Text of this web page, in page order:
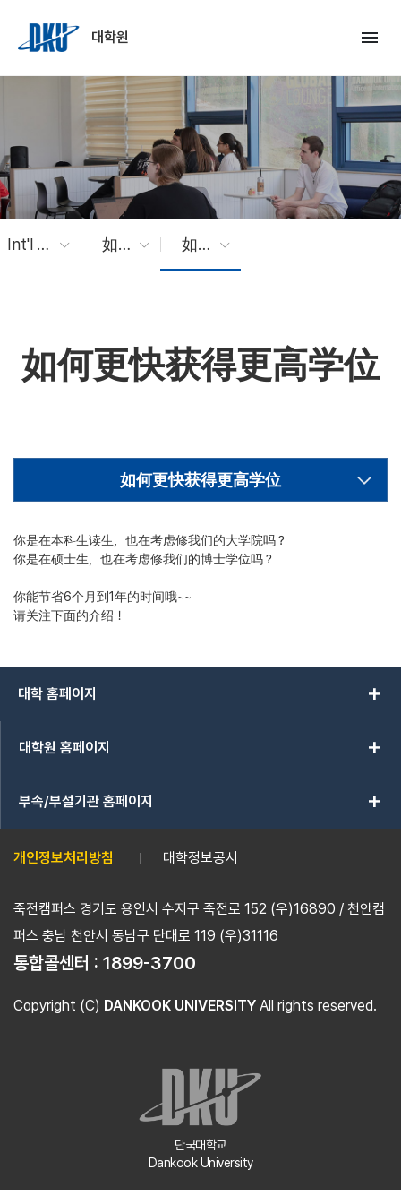
대학원
menu
Int'l Students 如何更快获得更高学位 如何更快获得更高学位
如何更快获得更高学位
如何更快获得更高学位
你是在本科生读生，也在考虑修我们的大学院吗？
你是在硕士生，也在考虑修我们的博士学位吗？
你能节省6个月到1年的时间哦~~
请关注下面的介绍！
대학 홈페이지 add
대학원 홈페이지 add
부속/부설기관 홈페이지 add
개인정보처리방침 대학정보공시
죽전캠퍼스 경기도 용인시 수지구 죽전로 152 (우)16890 / 천안캠
퍼스 충남 천안시 동남구 단대로 119 (우)31116
통합콜센터 : 1899-3700
Copyright (C) DANKOOK UNIVERSITY All rights reserved.
단국대학교
Dankook University